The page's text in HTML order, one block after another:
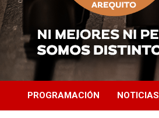
PROGRAMACIÓN NOTICIAS